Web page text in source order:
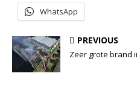
WhatsApp
PREVIOUS
Zeer grote brand